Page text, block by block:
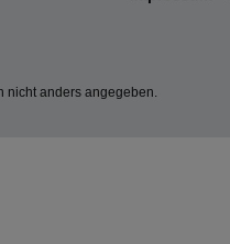
nicht anders angegeben.